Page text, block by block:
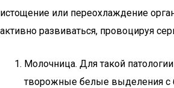
истощение или переохлаждение
активно развиваться, провоцируя
Молочница. Для такой
творожные белые выделения